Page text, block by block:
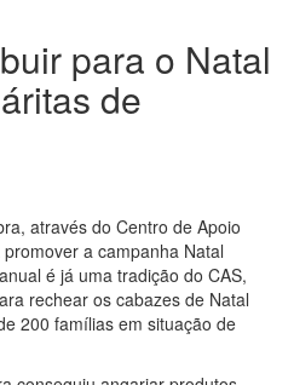
para o Natal
de
através do Centro de Apoio
a campanha Natal
é já uma tradição do CAS,
rechear os cabazes de Natal
200 famílias em situação de